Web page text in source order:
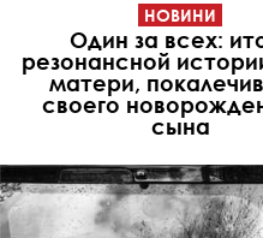
НОВИНИ
Один за всех:
резонансной
матери,
своего
сына